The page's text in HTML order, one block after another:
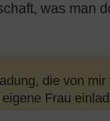
was man
die von
Frau